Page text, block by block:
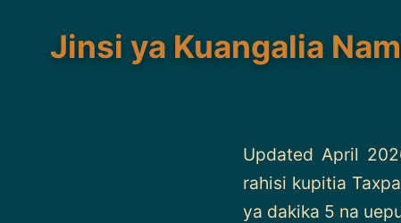
Jinsi ya Kuangalia
Updated April
rahisi kupitia
ya dakika 5 na